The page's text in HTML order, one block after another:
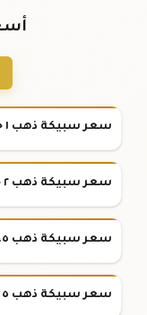
سعر سبيكة ذهب ١ جرام عيار ٢٤
سعر سبيكة ذهب ٢ جرام عيار ٢٤
سعر سبيكة ذهب ٢.٥ جرام عيار ٢٤
سعر سبيكة ذهب ٥ جرام عيار ٢٤